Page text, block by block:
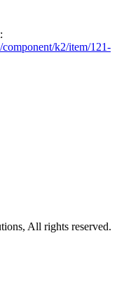
k2/item/121-
All rights reserved.